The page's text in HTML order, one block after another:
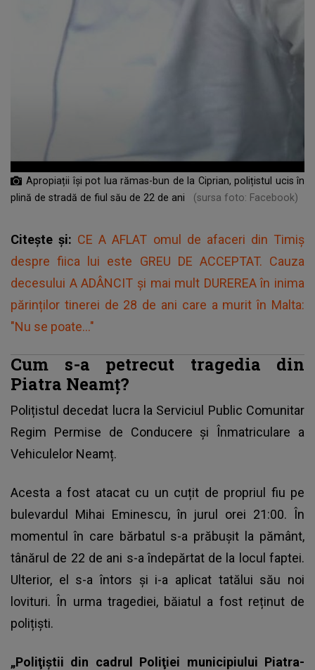
Apropiații își pot lua rămas-bun de la Ciprian, polițistul ucis în
plină de stradă de fiul său de 22 de ani
(sursa foto: Facebook)
Citește și: CE A AFLAT omul de afaceri din Timiș
despre fiica lui este GREU DE ACCEPTAT. Cauza
decesului A ADÂNCIT și mai mult DUREREA în inima
părinților tinerei de 28 de ani care a murit în Malta:
"Nu se poate..."
Cum s-a petrecut tragedia din
Piatra Neamț?
Polițistul decedat lucra la Serviciul Public Comunitar
Regim Permise de Conducere și Înmatriculare a
Vehiculelor Neamț.
Acesta a fost atacat cu un cuțit de propriul fiu pe
bulevardul Mihai Eminescu, în jurul orei 21:00. În
momentul în care bărbatul s-a prăbușit la pământ,
tânărul de 22 de ani s-a îndepărtat de la locul faptei.
Ulterior, el s-a întors și i-a aplicat tatălui său noi
lovituri. În urma tragediei, băiatul a fost reținut de
polițiști.
„Poliţiştii din cadrul Poliţiei municipiului Piatra-